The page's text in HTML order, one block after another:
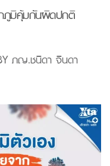
ภูมิคุ้มกันผิดปกติ
ภญ.ชนิดา จินดา